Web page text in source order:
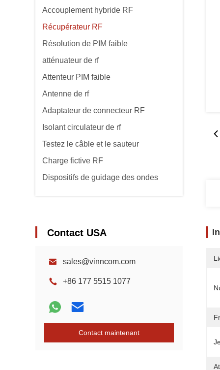
Accouplement hybride RF
Récupérateur RF
Résolution de PIM faible
atténuateur de rf
Attenteur PIM faible
Antenne de rf
Adaptateur de connecteur RF
Isolant circulateur de rf
Testez le câble et le sauteur
Charge fictive RF
Dispositifs de guidage des ondes
Contact USA
sales@vinncom.com
+86 177 5515 1077
Contact maintenant